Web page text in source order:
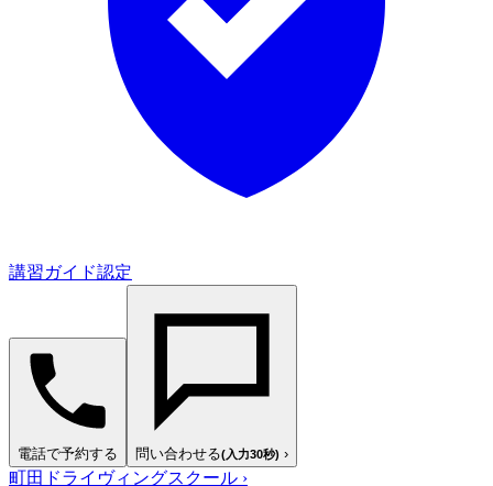
講習ガイド認定
電話で予約する 問い合わせる(入力30秒) ›
町田ドライヴィングスクール ›